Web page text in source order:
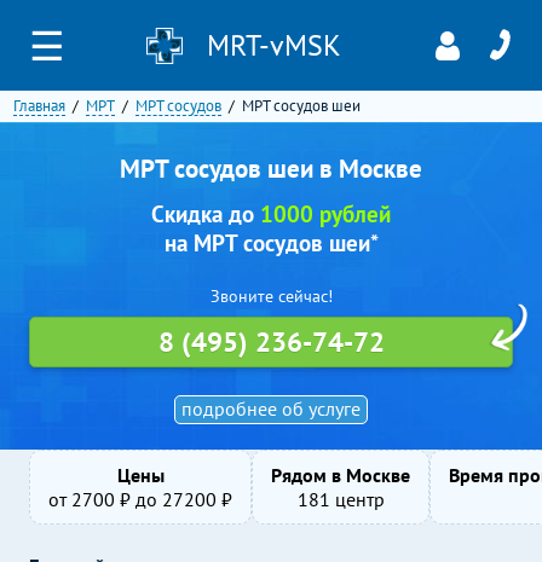
☰ MRT-vMSK
Главная МРТ МРТ сосудов МРТ сосудов шеи
МРТ сосудов шеи в Москве
подробнее об услуге
Скидка до 1000 рублей
на МРТ сосудов шеи*
Звоните сейчас!
8 (495) 236-74-72
Цены
от 2700 ₽ до 27200 ₽
Рядом в Москве
181 центр
Время